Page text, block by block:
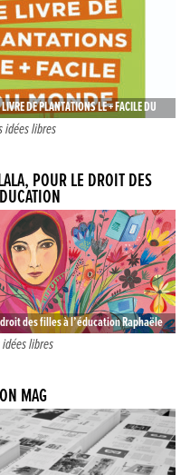
DE PLANTATIONS LE + FACILE DU
ans – Livre documentaire Éditions
idées libres
POUR LE DROIT DES
des filles à l’éducation Raphaële
– Dès 8 ans Editions Rue du…
idées libres
MAG